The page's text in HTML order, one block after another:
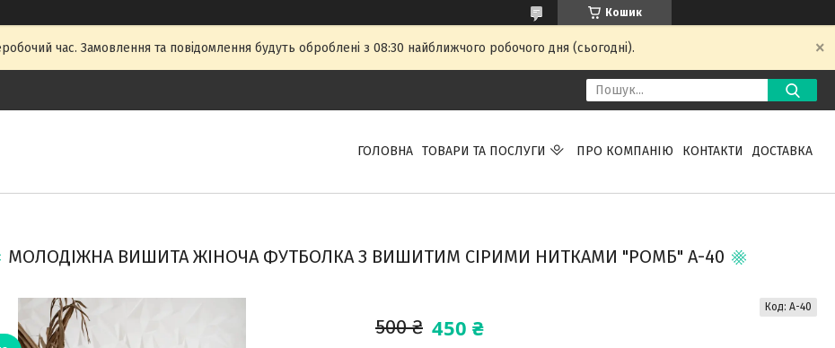
Кошик
час. Замовлення та повідомлення будуть оброблені з 08:30 найближчого робочого дня (сьогодні).
ГОЛОВНА ТОВАРИ ТА ПОСЛУГИ ПРО КОМПАНІЮ КОНТАКТИ ДОСТАВКА
МОЛОДІЖНА ВИШИТА ЖІНОЧА ФУТБОЛКА З ВИШИТИМ СІРИМИ НИТКАМИ "РОМБ" А-40
500 ₴ 450 ₴
Код: А-40